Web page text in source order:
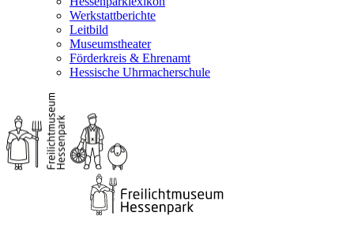
Werkstattberichte
Leitbild
Museumstheater
Förderkreis & Ehrenamt
Hessische Uhrmacherschule